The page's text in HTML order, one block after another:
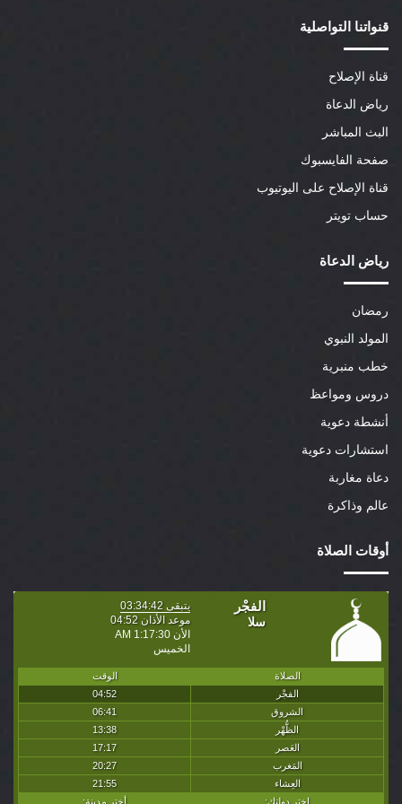
قنواتنا التواصلية
قناة الإصلاح
رياض الدعاة
البث المباشر
صفحة الفايسبوك
قناة الإصلاح على اليوتيوب
حساب تويتر
رياض الدعاة
رمضان
المولد النبوي
خطب منبرية
دروس ومواعظ
أنشطة دعوية
استشارات دعوية
دعاة مغاربة
عالم وذاكرة
أوقات الصلاة